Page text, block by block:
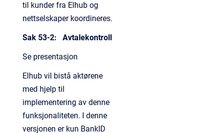
til kunder fra Elhub og
nettselskaper koordineres.
Sak 53-2: Avtalekontroll
Se presentasjon
Elhub vil bistå aktørene
med hjelp til
implementering av denne
funksjonaliteten. I denne
versjonen er kun BankID